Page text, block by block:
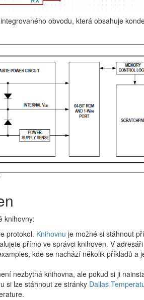
obvodu, která obsahuje
knihovny:
protokol. Knihovnu je možné si stáhnout
přímo ve správci knihoven. V
kde se nachází několik příkladů a
nezbytná knihovna, ale pokud si ji
si lze stáhnout ze stránky Dallas